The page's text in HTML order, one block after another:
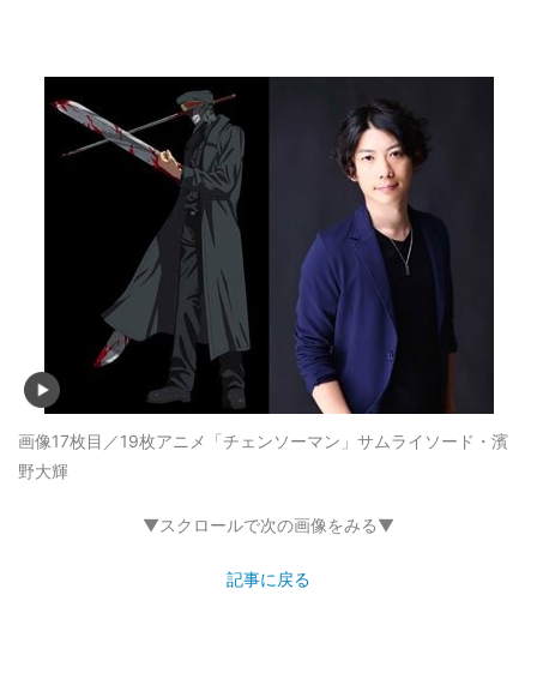
画像17枚目／19枚アニメ「チェンソーマン」サムライソード・濱
野大輝
▼スクロールで次の画像をみる▼
記事に戻る